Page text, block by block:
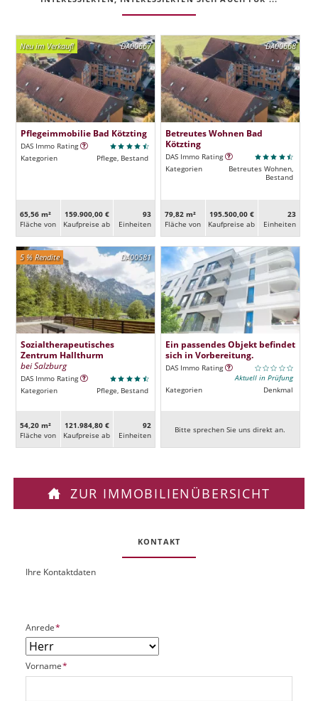
DA00667
Neu im Verkauf!
Pflegeimmobilie Bad Kötzting
DAS Immo Rating
Kategorien
Pflege, Bestand
65,56 m²
Fläche von
159.900,00 €
Kaufpreise ab
93
Ein­heiten
DA00668
Betreutes Wohnen Bad
Kötzting
DAS Immo Rating
Kategorien
Betreutes Wohnen,
Bestand
79,82 m²
Fläche von
195.500,00 €
Kaufpreise ab
23
Ein­heiten
DA00581
5 % Rendite
Sozialtherapeutisches
Zentrum Hallthurm
bei Salzburg
DAS Immo Rating
Kategorien
Pflege, Bestand
54,20 m²
Fläche von
121.984,80 €
Kaufpreise ab
92
Ein­heiten
Ein passendes Objekt befindet
sich in Vorbereitung.
DAS Immo Rating
Aktuell in Prüfung
Kategorien
Denkmal
Bitte sprechen Sie uns direkt an.
ZUR IMMOBILIENÜBERSICHT
KONTAKT
O
k
P
UIhre Kontaktdaten
P
f
l
i
c
Anrede*
P
f
Vorname*